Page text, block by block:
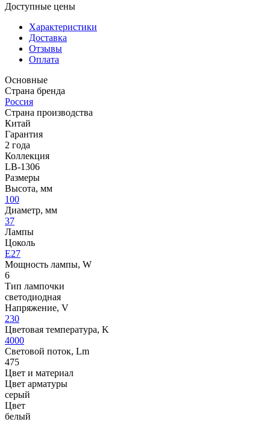
Доступные цены
Характеристики
Доставка
Отзывы
Оплата
Основные
Страна бренда
Россия
Страна производства
Китай
Гарантия
2 года
Коллекция
LB-1306
Размеры
Высота, мм
100
Диаметр, мм
37
Лампы
Цоколь
E27
Мощность лампы, W
6
Тип лампочки
светодиодная
Напряжение, V
230
Цветовая температура, K
4000
Световой поток, Lm
475
Цвет и материал
Цвет арматуры
серый
Цвет
белый